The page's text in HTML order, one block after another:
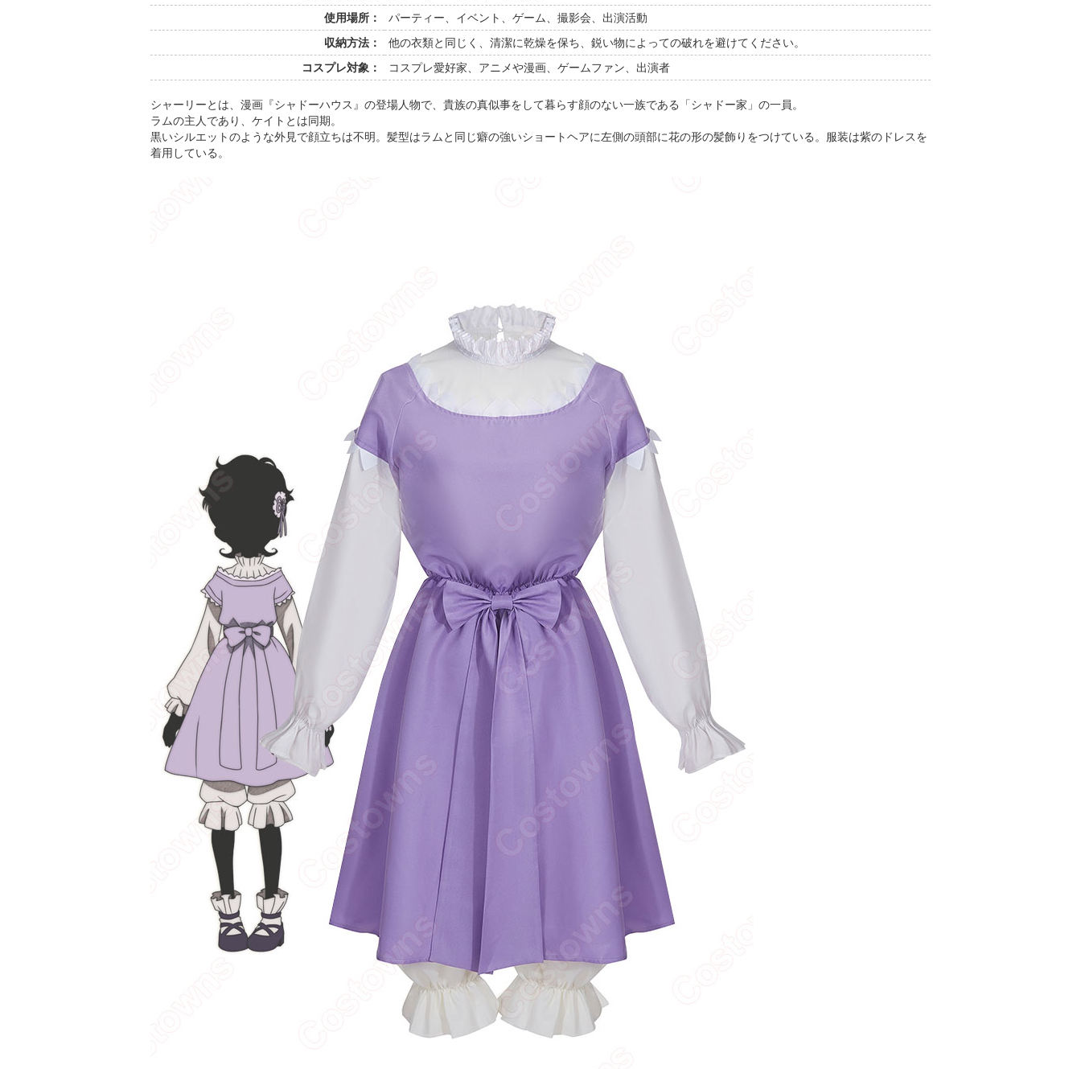
使用場所：
パーティー、イベント、ゲーム、撮影会、出演活動
収納方法：
他の衣類と同じく、清潔に乾燥を保ち、鋭い物によっての破れを避けてください。
コスプレ対象：
コスプレ愛好家、アニメや漫画、ゲームファン、出演者
シャーリーとは、漫画『シャドーハウス』の登場人物で、貴族の真似事をして暮らす顔のない一族である「シャドー家」の一員。
ラムの主人であり、ケイトとは同期。
黒いシルエットのような外見で顔立ちは不明。髪型はラムと同じ癖の強いショートヘアに左側の頭部に花の形の髪飾りをつけている。服装は紫のドレスを
着用している。